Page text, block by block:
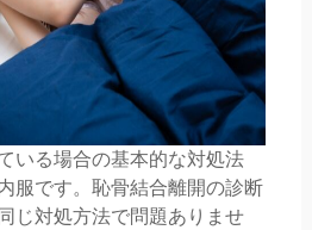
いる場合の基本的な対処法
服です。恥骨結合離開の診断
じ対処方法で問題ありませ